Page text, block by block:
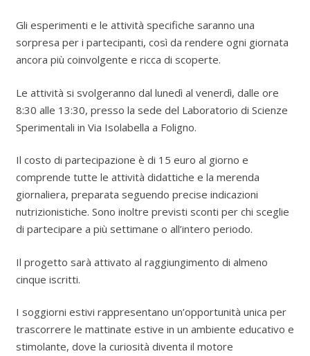
Gli esperimenti e le attività specifiche saranno una
sorpresa per i partecipanti, così da rendere ogni giornata
ancora più coinvolgente e ricca di scoperte.
Le attività si svolgeranno dal lunedì al venerdì, dalle ore
8:30 alle 13:30, presso la sede del Laboratorio di Scienze
Sperimentali in Via Isolabella a Foligno.
Il costo di partecipazione è di 15 euro al giorno e
comprende tutte le attività didattiche e la merenda
giornaliera, preparata seguendo precise indicazioni
nutrizionistiche. Sono inoltre previsti sconti per chi sceglie
di partecipare a più settimane o all’intero periodo.
Il progetto sarà attivato al raggiungimento di almeno
cinque iscritti.
I soggiorni estivi rappresentano un’opportunità unica per
trascorrere le mattinate estive in un ambiente educativo e
stimolante, dove la curiosità diventa il motore